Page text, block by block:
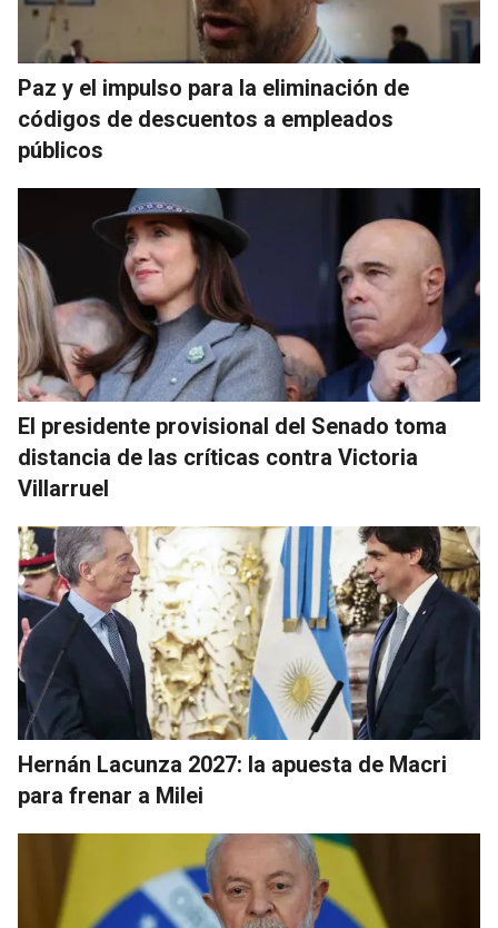
Paz y el impulso para la eliminación de
códigos de descuentos a empleados
públicos
El presidente provisional del Senado toma
distancia de las críticas contra Victoria
Villarruel
Hernán Lacunza 2027: la apuesta de Macri
para frenar a Milei